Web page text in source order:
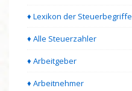
♦ Lexikon der Steuerbegriffe
♦ Alle Steuerzahler
♦ Arbeitgeber
♦ Arbeitnehmer